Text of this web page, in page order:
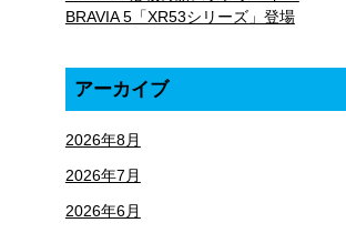
BRAVIA 5「XR53シリーズ」登場
アーカイブ
2026年8月
2026年7月
2026年6月